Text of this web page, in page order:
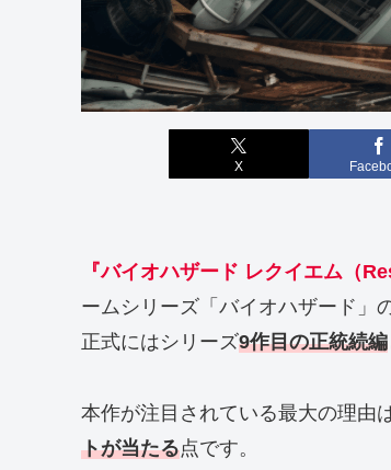
X
『バイオハザード レクイエム（
ームシリーズ「バイオハザード」
正式にはシリーズ9作目の正統続編
本作が注目されている最大の理由は
トが当たる点です。